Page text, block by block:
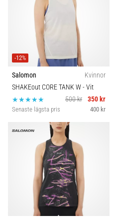
-12%
Salomon
Kvinnor
SHAKEout CORE TANK W- Vit
500 kr
350 kr
Senaste lägsta pris 400 kr